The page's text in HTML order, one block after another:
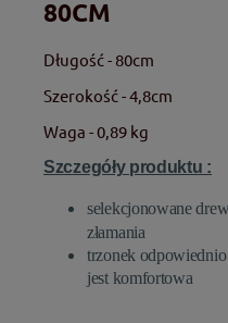
80CM
Długość - 80cm
Szerokość - 4,8cm
Waga - 0,89 kg
Szczegóły produktu :
selekcjonowane
złamania
trzonek
jest komfortowa